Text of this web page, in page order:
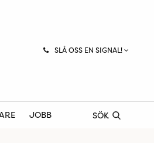
SLÅ OSS EN SIGNAL!
JOBB SÖK